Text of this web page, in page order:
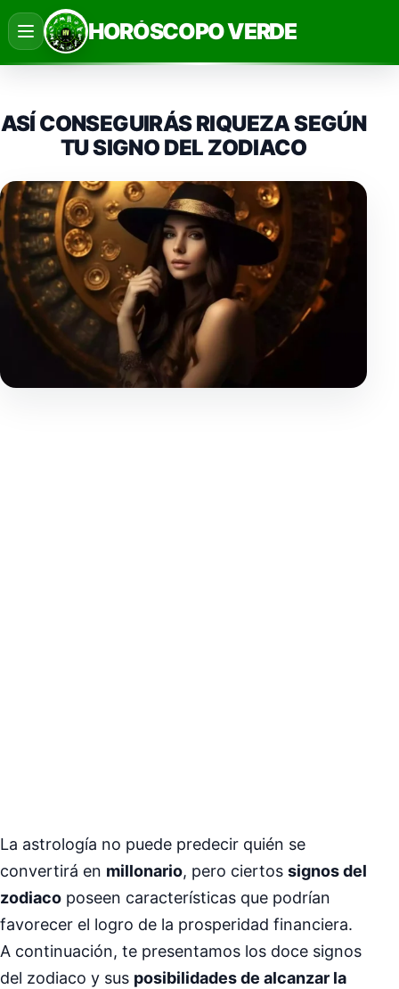
Saltar
al
contenido
HORÓSCOPO VERDE
ASÍ CONSEGUIRÁS RIQUEZA SEGÚN
TU SIGNO DEL ZODIACO
La astrología no puede predecir quién se
convertirá en millonario, pero ciertos signos del
zodiaco poseen características que podrían
favorecer el logro de la prosperidad financiera.
A continuación, te presentamos los doce signos
del zodiaco y sus posibilidades de alcanzar la